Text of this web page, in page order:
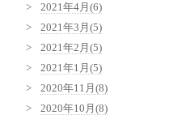
2021年4月(6)
2021年3月(5)
2021年2月(5)
2021年1月(5)
2020年11月(8)
2020年10月(8)